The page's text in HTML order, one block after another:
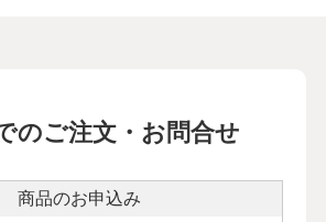
のご注文・お問合せ
商品のお申込み